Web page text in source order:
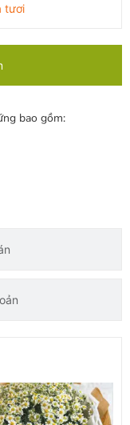
tươi
bao gồm: